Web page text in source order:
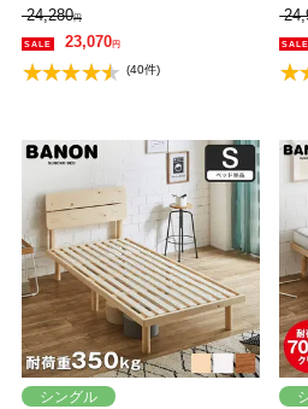
コイルマットレスセット 耐荷重
350kg 組立簡単 高さ4段階 低ホルム
アルデヒド バノン【AR】
24,280円
23,070円
(40件)
シングル